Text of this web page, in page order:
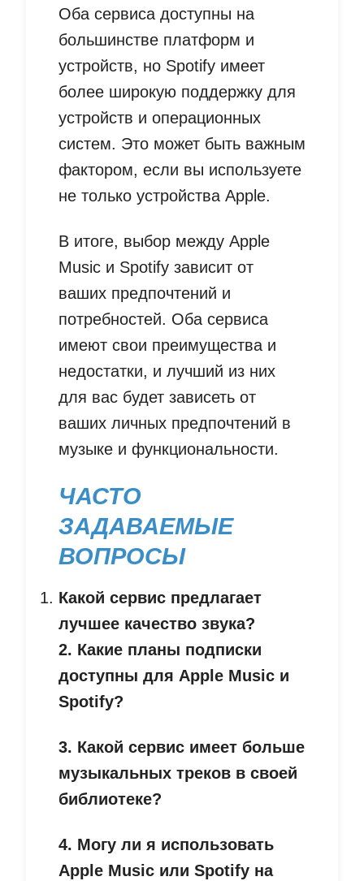
Оба сервиса доступны на
большинстве платформ и
устройств, но Spotify имеет
более широкую поддержку для
устройств и операционных
систем. Это может быть важным
фактором, если вы используете
не только устройства Apple.
В итоге, выбор между Apple
Music и Spotify зависит от
ваших предпочтений и
потребностей. Оба сервиса
имеют свои преимущества и
недостатки, и лучший из них
для вас будет зависеть от
ваших личных предпочтений в
музыке и функциональности.
ЧАСТО
ЗАДАВАЕМЫЕ
ВОПРОСЫ
Какой сервис предлагает
лучшее качество звука?
2. Какие планы подписки
доступны для Apple Music и
Spotify?
3. Какой сервис имеет больше
музыкальных треков в своей
библиотеке?
4. Могу ли я использовать
Apple Music или Spotify на